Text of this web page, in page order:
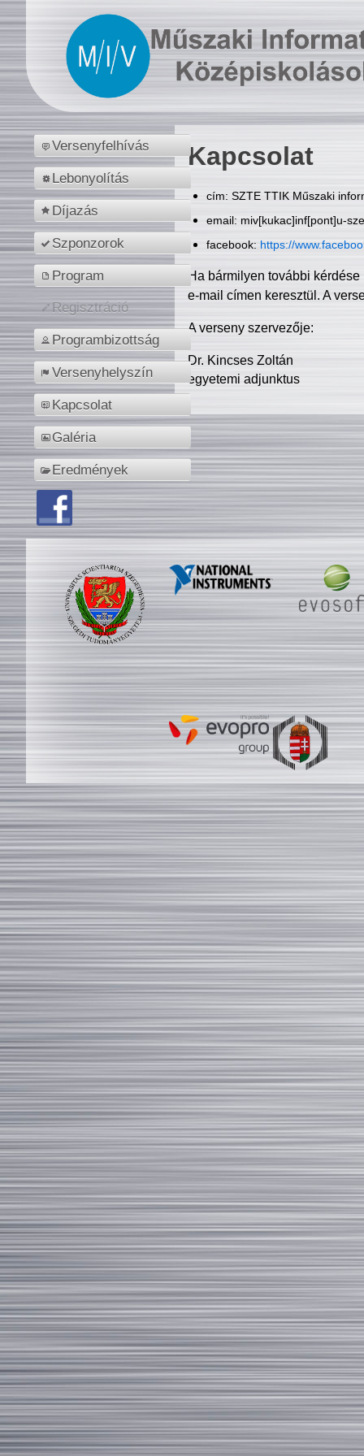
Versenyfelhívás
Lebonyolítás
Díjazás
Szponzorok
Program
Regisztráció
Programbizottság
Versenyhelyszín
Kapcsolat
Galéria
Eredmények
Kapcsolat
cím: SZTE TTIK Műszaki
email: miv[kukac]inf[pont]u-
facebook: https://
Ha bármilyen további
e-mail címen keresztül. A
A verseny szervezője:
Dr. Kincses Zoltán
egyetemi adjunktus